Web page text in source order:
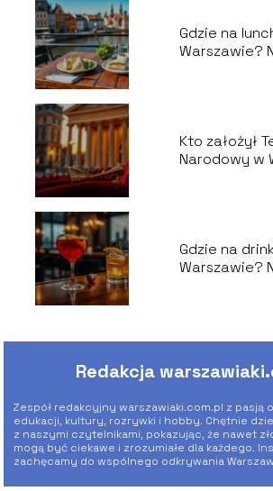
Gdzie na
Warszawie?
Kto założył
Narodowy w
Gdzie na
Warszawie?
Redakcja
Zespół redakcyjny warszawiaki.com.pl z pasją
edukacji, kultury, rozrywki i hobby. Chętnie
z naszymi czytelnikami, pokazując, że nawet
mogą być ciekawe i zrozumiałe dla każdego.
zachęcamy do wspólnego odkrywania